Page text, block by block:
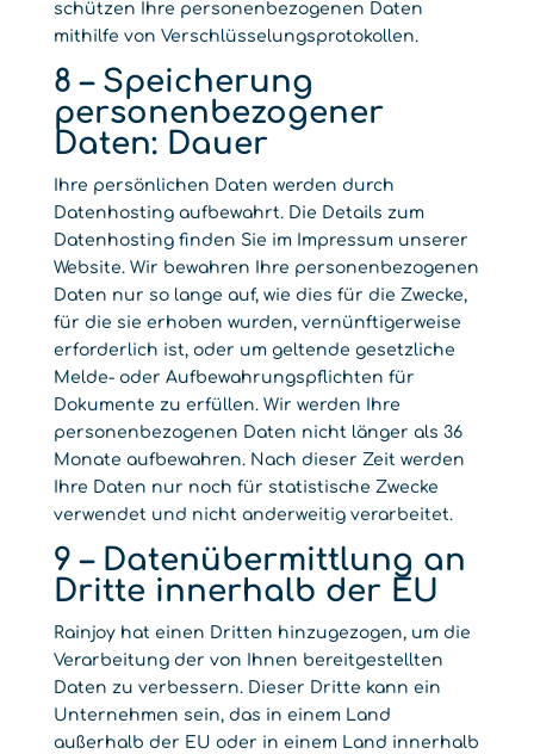
schützen Ihre personenbezogenen Daten
mithilfe von Verschlüsselungsprotokollen.
8 – Speicherung
personenbezogener
Daten: Dauer
Ihre persönlichen Daten werden durch
Datenhosting aufbewahrt. Die Details zum
Datenhosting finden Sie im Impressum unserer
Website. Wir bewahren Ihre personenbezogenen
Daten nur so lange auf, wie dies für die Zwecke,
für die sie erhoben wurden, vernünftigerweise
erforderlich ist, oder um geltende gesetzliche
Melde- oder Aufbewahrungspflichten für
Dokumente zu erfüllen. Wir werden Ihre
personenbezogenen Daten nicht länger als 36
Monate aufbewahren. Nach dieser Zeit werden
Ihre Daten nur noch für statistische Zwecke
verwendet und nicht anderweitig verarbeitet.
9 – Datenübermittlung an
Dritte innerhalb der EU
Rainjoy hat einen Dritten hinzugezogen, um die
Verarbeitung der von Ihnen bereitgestellten
Daten zu verbessern. Dieser Dritte kann ein
Unternehmen sein, das in einem Land
außerhalb der EU oder in einem Land innerhalb